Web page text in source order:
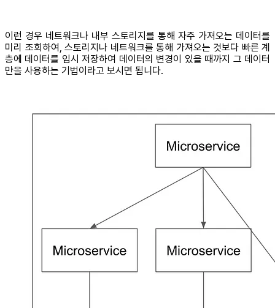
이런 경우 네트워크나 내부 스토리지를 통해 자주 가져오는 데이터를
미리 조회하여, 스토리지나 네트워크를 통해 가져오는 것보다 빠른 계
층에 데이터를 임시 저장하여 데이터의 변경이 있을 때까지 그 데이터
만을 사용하는 기법이라고 보시면 됩니다.